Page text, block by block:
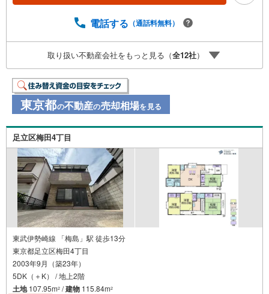
ュレーション。「月々いくらなら安心か」をプロが明確に
はありません。専属FPがお引渡し後も一生涯お守りしま
す。 Yahoo！不動産キャンペーン対象店舗 当店でのご成約
でPayPayボーナスがもらえるキャンペーン対象です！※必
ずYahoo！ JAPAN IDでログインの上お問い合わせくださ
い。
電話する （通話料無料）
取り扱い不動産会社をもっと見る（全12社）
東京都の不動産の売却相場を見る
足立区梅田4丁目
東武伊勢崎線 「梅島」駅 徒歩13分
東京都足立区梅田4丁目
2003年9月（築23年）
5DK（＋K） / 地上2階
土地107.95m2 /建物 115.84m2